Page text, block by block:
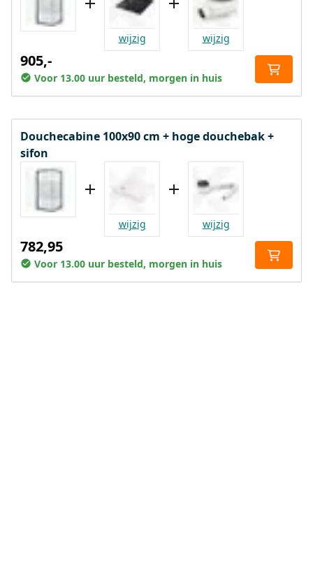
wijzig wijzig
905,-
Voor 13.00 uur besteld, morgen in huis
Douchecabine 100x90 cm + hoge douchebak +
sifon
wijzig wijzig
782,95
Voor 13.00 uur besteld, morgen in huis